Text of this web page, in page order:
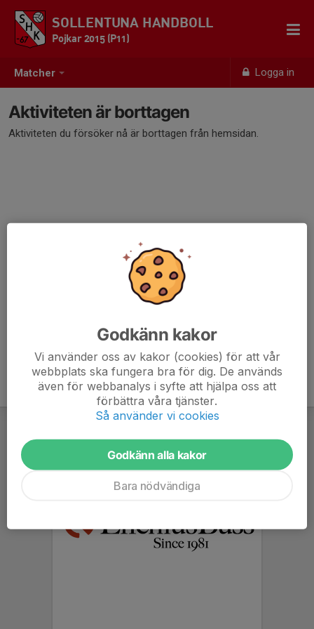
Matcher Logga in
SOLLENTUNA HANDBOLL
Pojkar 2015 (P11)
Aktiviteten är borttagen
Aktiviteten du försöker nå är borttagen från hemsidan.
Godkänn kakor
Vi använder oss av kakor (cookies) för att vår
webbplats ska fungera bra för dig. De används
även för webbanalys i syfte att hjälpa oss att
förbättra våra tjänster.
Så använder vi cookies
Godkänn alla kakor
Bara nödvändiga